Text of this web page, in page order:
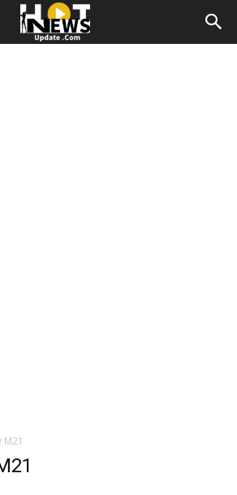
M21